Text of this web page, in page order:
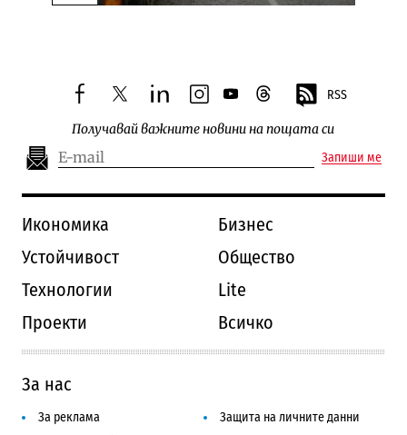
Следваща новина
facebooktwitterlinkedininstagram
youtubethreads RSS
Получавай важните новини на пощата си
Запиши ме
Икономика
Бизнес
Устойчивост
Общество
Технологии
Lite
Проекти
Всичко
За нас
За реклама
Защита на личните данни